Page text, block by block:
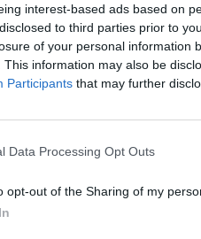
interest-based ads based on
to third parties prior to
of your personal information
This information may also be
Participants that may further
Data Processing Opt Outs
opt-out of the Sharing of my
συχνές beauty ανησυχίες και
υφής της επιδερμίδας.
coffee, συστατικά γνωστά